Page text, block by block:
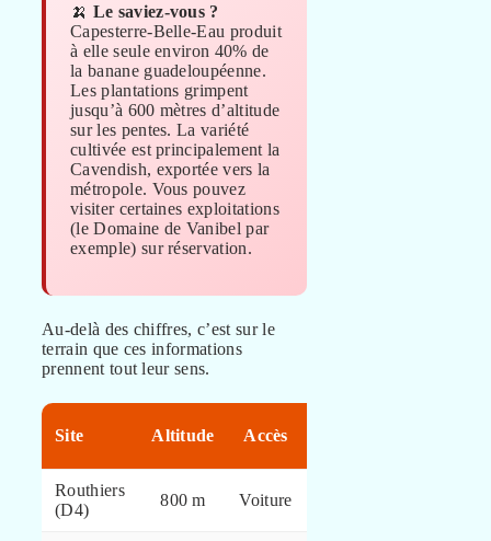
🍌 Le saviez-vous ?
Capesterre-Belle-Eau produit
à elle seule environ 40% de
la banane guadeloupéenne.
Les plantations grimpent
jusqu’à 600 mètres d’altitude
sur les pentes. La variété
cultivée est principalement la
Cavendish, exportée vers la
métropole. Vous pouvez
visiter certaines exploitations
(le Domaine de Vanibel par
exemple) sur réservation.
Au-delà des chiffres, c’est sur le
terrain que ces informations
prennent tout leur sens.
Site Altitude Accès
Routhiers
(D4)
800 m Voiture